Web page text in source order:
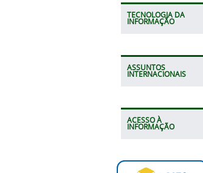
TECNOLOGIA DA
INFORMAÇÃO
ASSUNTOS
INTERNACIONAIS
ACESSO À
INFORMAÇÃO